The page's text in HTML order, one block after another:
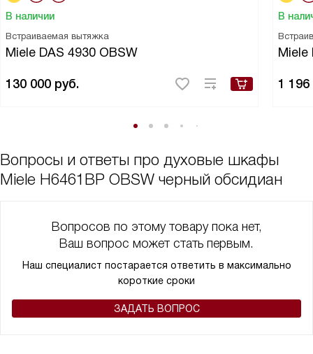
В наличии
Встраиваемая вытяжка
Miele DAS 4930 OBSW
130 000 руб.
В
Miele
1 196
Вопросы и ответы про духовые шкафы
Miele H6461BP OBSW черный обсидиан
Вопросов по этому товару пока нет,
Ваш вопрос может стать первым.
Наш специалист постарается ответить в максимально
короткие сроки
ЗАДАТЬ ВОПРОС